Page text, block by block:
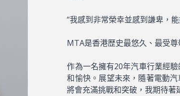
“我感到非常榮幸並感到謙卑，
MTA是香港歴史最悠久、最受
作為一名擁有20年汽車行業經
和愉快。展望未來，隨著電動
將會充滿挑戰和突破，我期待著